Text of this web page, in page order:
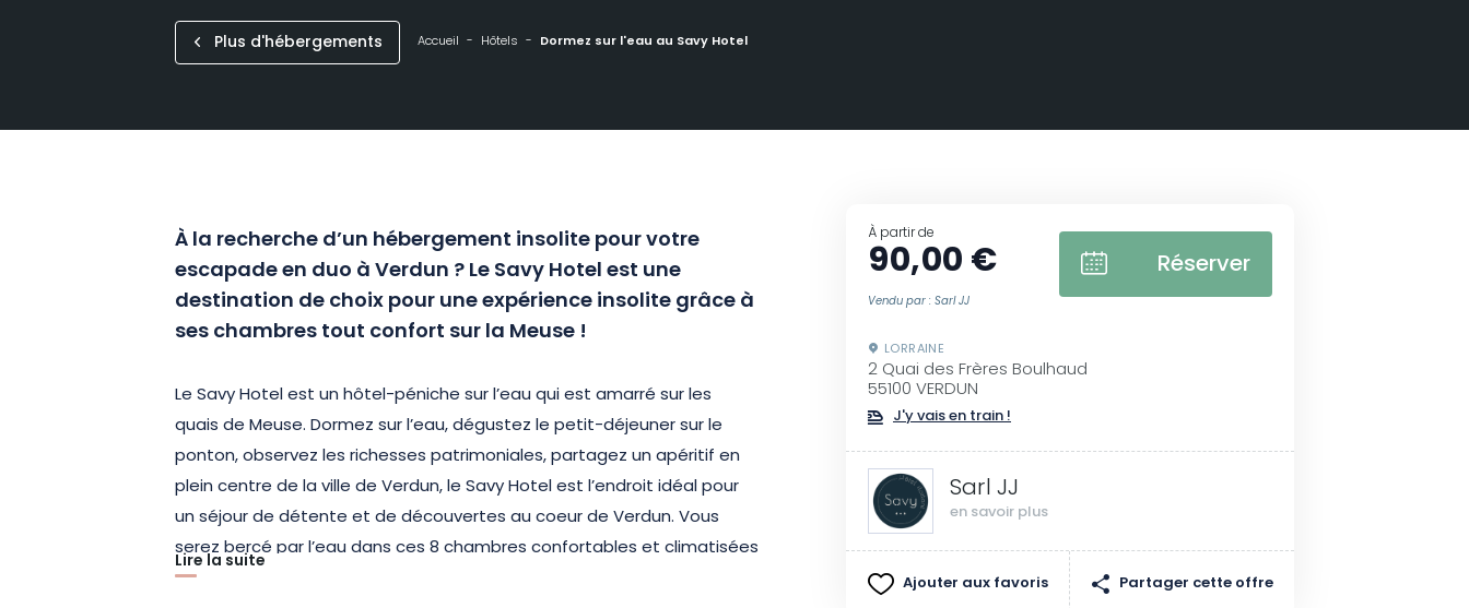
Plus d'hébergements Accueil Hôtels Dormez sur l'eau au Savy Hotel
À la recherche d’un hébergement insolite pour votre
escapade en duo à Verdun ? Le Savy Hotel est une
destination de choix pour une expérience insolite grâce à
ses chambres tout confort sur la Meuse !
Le Savy Hotel est un hôtel-péniche sur l’eau qui est amarré sur les
quais de Meuse. Dormez sur l’eau, dégustez le petit-déjeuner sur le
ponton, observez les richesses patrimoniales, partagez un apéritif en
plein centre de la ville de Verdun, le Savy Hotel est l’endroit idéal pour
un séjour de détente et de découvertes au coeur de Verdun. Vous
serez bercé par l’eau dans ces 8 chambres confortables et climatisées
avec armoire, bureau, télévision à écran plat et salle de bains privative.
Lire la suite
À partir de
90,00 €
Vendu par : Sarl JJ
Réserver
LORRAINE
2 Quai des Frères Boulhaud
55100 VERDUN
J'y vais en train !
Sarl JJ
en savoir plus
Ajouter aux favoris Partager cette offre